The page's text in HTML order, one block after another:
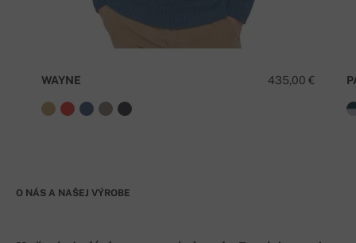
435,00 €
WAYNE
O NÁS A NAŠEJ VÝROBE